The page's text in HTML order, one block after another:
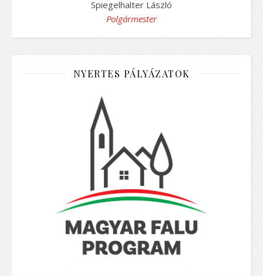
Spiegelhalter László
Polgármester
NYERTES PÁLYÁZATOK